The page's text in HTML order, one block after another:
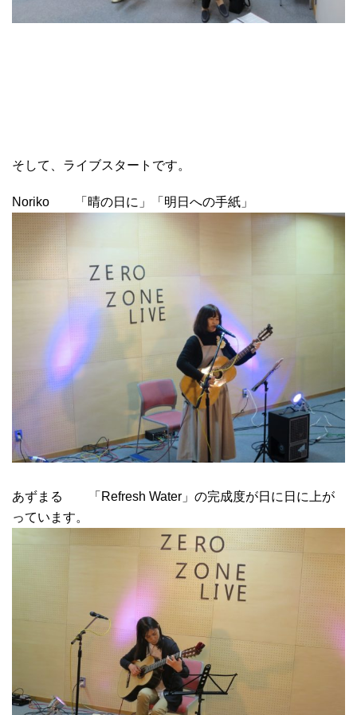
そして、ライブスタートです。
Noriko 「晴の日に」「明日への手紙」
あずまる 「Refresh Water」の完成度が日に日に上が
っています。